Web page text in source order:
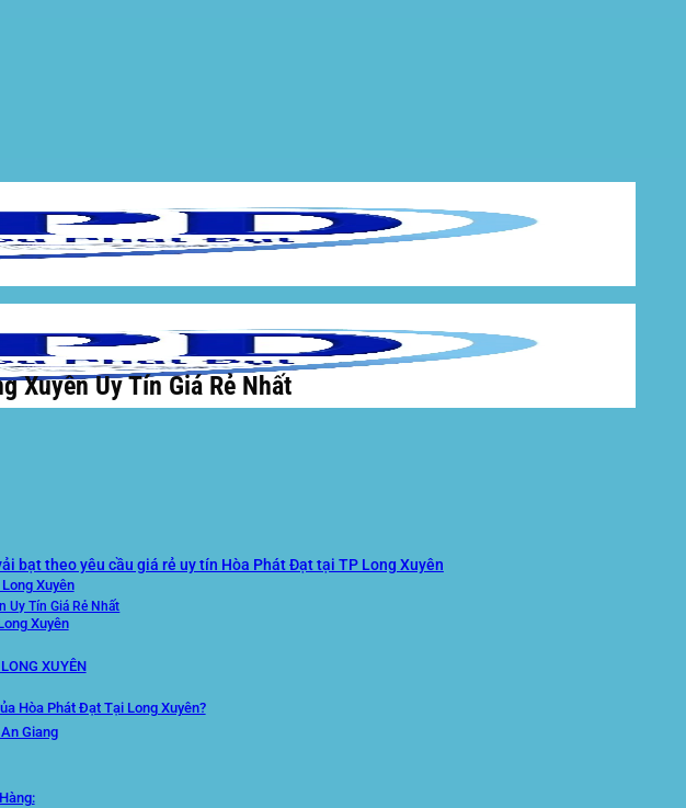
Xuyên Uy Tín Giá Rẻ Nhất
bạt theo yêu cầu giá rẻ uy tín Hòa Phát Đạt tại TP Long Xuyên
Xuyên
Uy Tín Giá Rẻ Nhất
Xuyên
XUYÊN
Hòa Phát Đạt Tại Long Xuyên?
Giang